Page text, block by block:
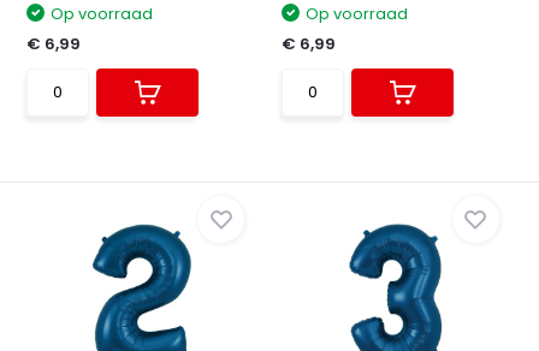
Op voorraad
€ 6,99
Op voorraad
€ 6,99